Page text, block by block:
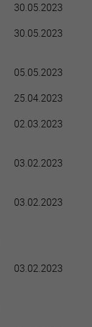
30.05.2023
30.05.2023
05.05.2023
25.04.2023
02.03.2023
03.02.2023
03.02.2023
03.02.2023